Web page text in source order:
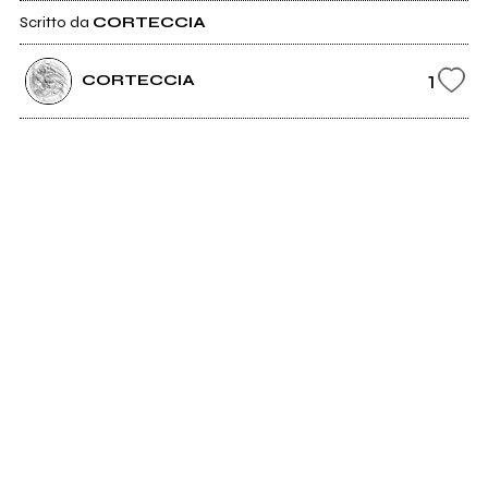
Scritto da CORTECCIA
CORTECCIA 1